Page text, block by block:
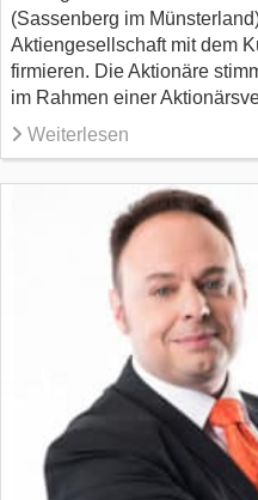
(Sassenberg im
Aktiengesellschaft mit dem
firmieren. Die Aktionäre
im Rahmen einer
Weiterlesen